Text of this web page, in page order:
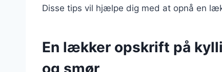
Disse tips vil hjælpe dig med at opnå en
En lækker opskrift på
og smør